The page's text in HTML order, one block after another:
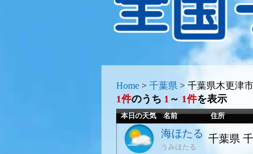
Home > 千葉県 > 千葉県木更津
1件のうち 1 ～ 1件を表示
本日の天気 名前 住所
海ほたる
うみほたる
千葉県